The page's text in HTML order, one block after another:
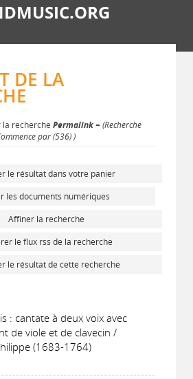
DE LA
recherche Permalink= (Recherche
par (536) )
le résultat dans votre panier
les documents numériques
Affiner la recherche
le flux rss de la recherche
le résultat de cette recherche
: cantate à deux voix avec
de viole et de clavecin /
(1683-1764)